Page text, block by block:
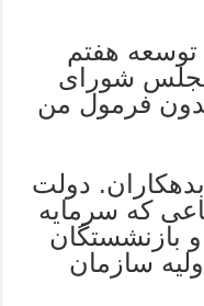
هفتم
شورای
فرمول من
دولت
که سرمایه
بازنشستگان
سازمان